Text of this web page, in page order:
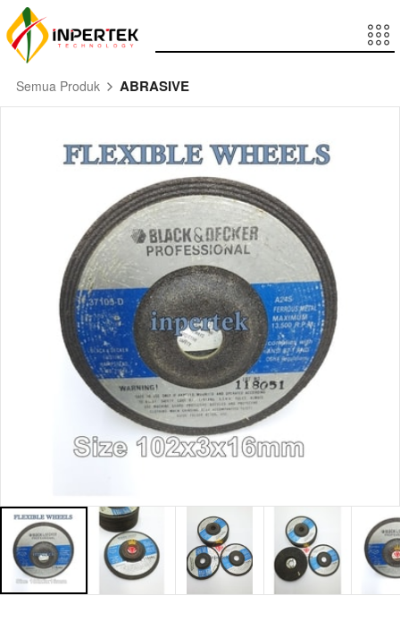
Semua Produk ABRASIVE